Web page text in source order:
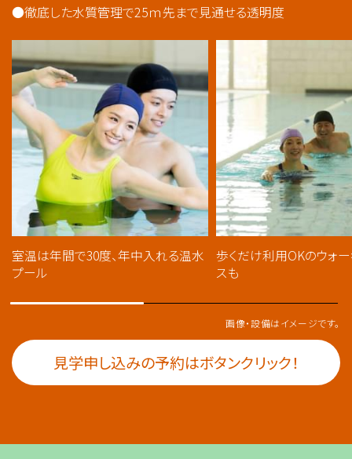
徹底した水質管理で25ｍ先まで見通せる透明度
室温は年間で30度、年中入れる温水
プール
歩くだけ利用OKのウォ
スも
画像・設備はイメージです。
見学申し込みの予約はボタンクリック！